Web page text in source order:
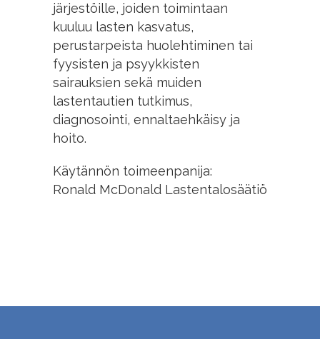
järjestöille, joiden toimintaan
kuuluu lasten kasvatus,
perustarpeista huolehtiminen tai
fyysisten ja psyykkisten
sairauksien sekä muiden
lastentautien tutkimus,
diagnosointi, ennaltaehkäisy ja
hoito.
Käytännön toimeenpanija:
Ronald McDonald Lastentalosäätiö